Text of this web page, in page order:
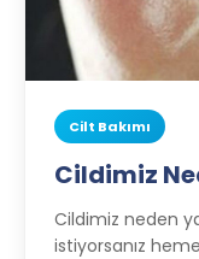
Cilt Bakımı
Cildimiz
Cildimiz neden
istiyorsanız